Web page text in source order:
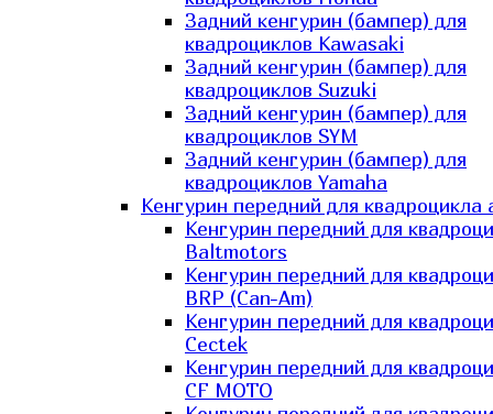
Задний кенгурин (бампер) для
квадроциклов Kawasaki
Задний кенгурин (бампер) для
квадроциклов Suzuki
Задний кенгурин (бампер) для
квадроциклов SYM
Задний кенгурин (бампер) для
квадроциклов Yamaha
Кенгурин передний для квадроцикла
Кенгурин передний для
Baltmotors
Кенгурин передний для
BRP (Can-Am)
Кенгурин передний для
Cectek
Кенгурин передний для
CF MOTO